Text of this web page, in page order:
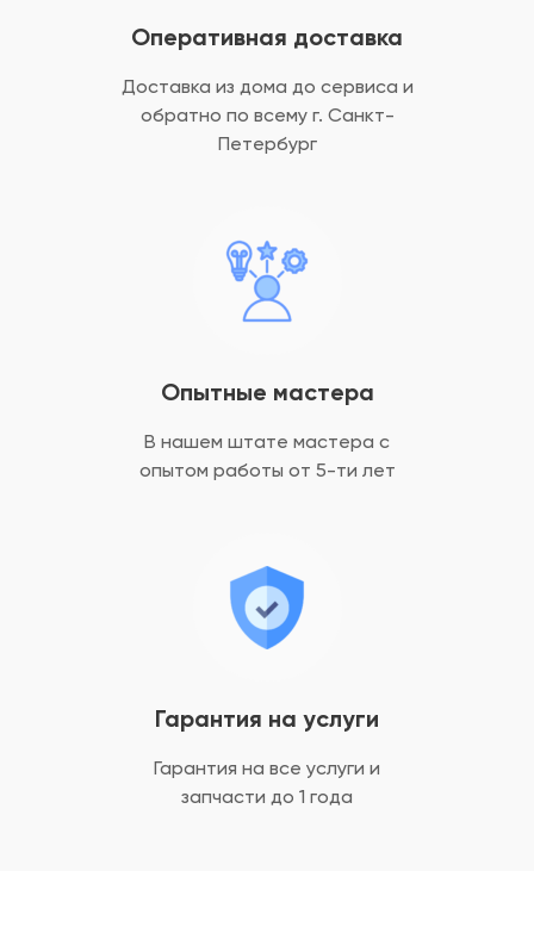
Оперативная доставка
Доставка из дома до сервиса и
обратно по всему г. Санкт-
Петербург
Гарантия на услуги
Гарантия на все услуги и
запчасти до 1 года
Опытные мастера
В нашем штате мастера с
опытом работы от 5-ти лет